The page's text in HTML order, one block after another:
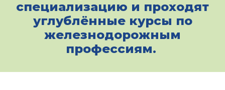
специализацию и проходят
углублённые курсы по
железнодорожным
профессиям.